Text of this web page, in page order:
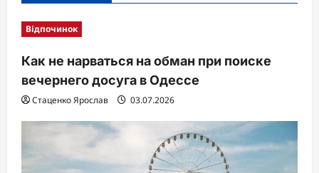
Відпочинок
Как не нарваться на обман при поиске
вечернего досуга в Одессе
Стаценко Ярослав 03.07.2026